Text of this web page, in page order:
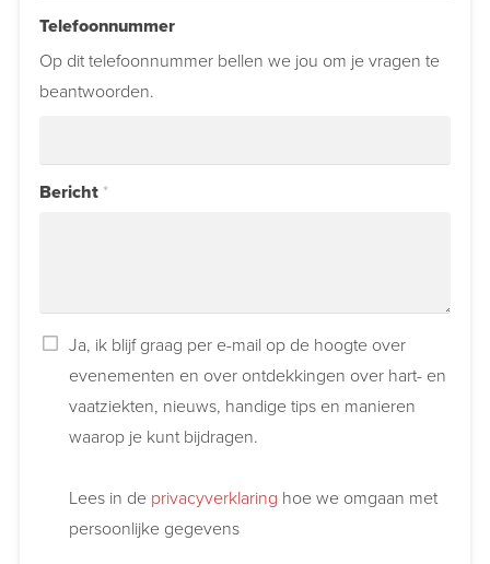
Telefoonnummer
Op dit telefoonnummer bellen we jou om je vragen te
beantwoorden.
Bericht *
Ja, ik blijf graag per e-mail op de hoogte over
evenementen en over ontdekkingen over hart- en
vaatziekten, nieuws, handige tips en manieren
waarop je kunt bijdragen.
Lees in de privacyverklaring hoe we omgaan met
persoonlijke gegevens